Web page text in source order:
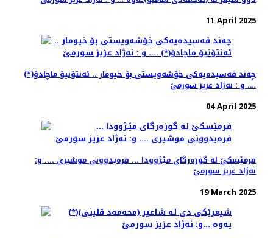
11 April 2025
چه‌ند قه‌سیده‌یه‌كی خۆشه‌ویستی بۆ خیومار .. ئه‌نتۆنیۆ ماچادۆ(*)
…. و : نه‌ژاد عزیز سورمێ
04 April 2025
فرمێسكێ له‌ گوزه‌رگای مێـژوودا ... فره‌یدوونی موشیری .... و:
نه‌ژاد عزیز سورمێ
19 March 2025